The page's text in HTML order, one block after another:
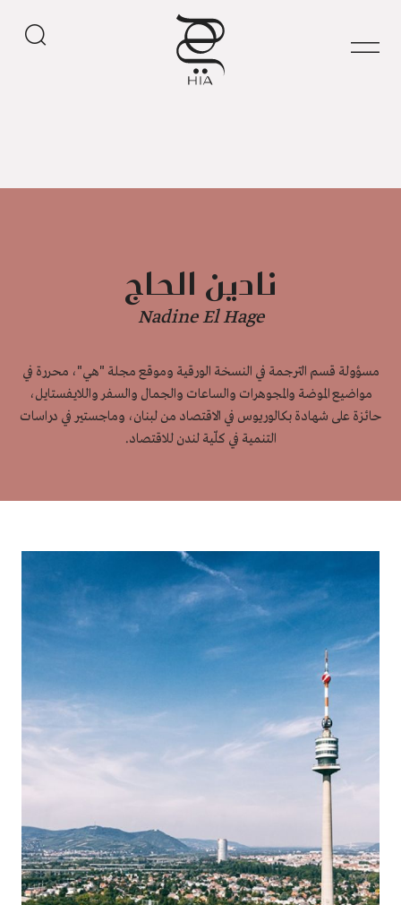
نادين الحاج
Nadine El Hage
مسؤولة قسم الترجمة في النسخة الورقية وموقع مجلة "هي"، محررة في
مواضيع الموضة والمجوهرات والساعات والجمال والسفر واللايفستايل،
حائزة على شهادة بكالوريوس في الاقتصاد من لبنان، وماجستير في دراسات
التنمية في كلّية لندن للاقتصاد.